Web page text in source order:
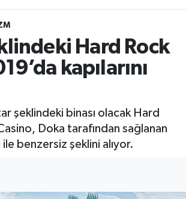
Hard Rock
kapılarını
şeklindeki binası olacak Hard
Doka tarafından sağlanan
ile benzersiz şeklini alıyor.